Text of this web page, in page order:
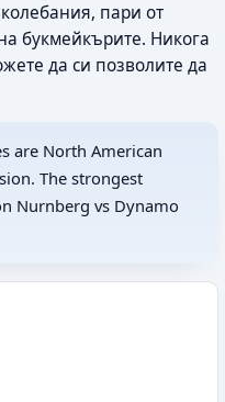
пари от
букмейкърите. Никога
да си позволите да
are North American
The strongest
Nurnberg vs Dynamo